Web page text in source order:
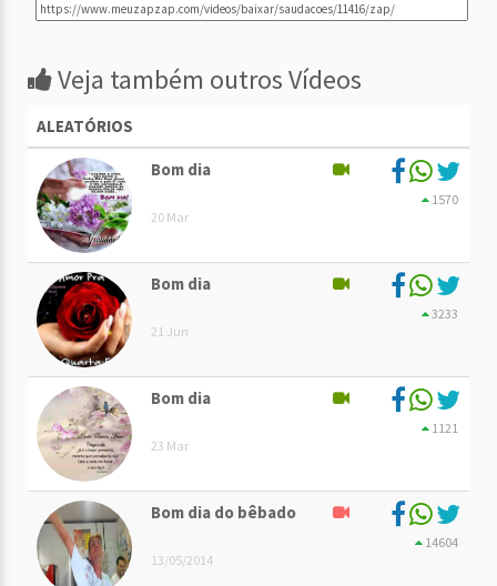
Veja também outros Vídeos
ALEATÓRIOS
Bom dia
20 Mar
1570
Bom dia
21 Jun
3233
Bom dia
23 Mar
1121
Bom dia do bêbado
13/05/2014
14604